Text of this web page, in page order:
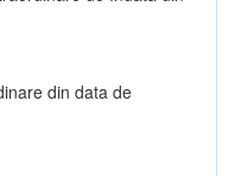
din data de